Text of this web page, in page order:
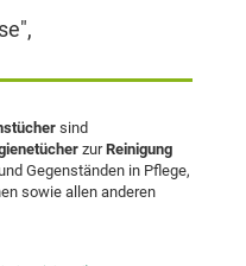
sind
zurReinigung
Gegenständen in Pflege,
sowie allen anderen